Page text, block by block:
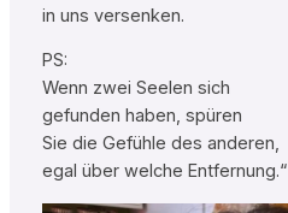
in uns versenken.
PS:
Wenn zwei Seelen sich
gefunden haben, spüren
Sie die Gefühle des anderen,
egal über welche Entfernung.“